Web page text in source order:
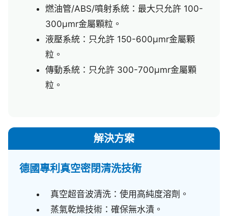
燃油管/ABS/噴射系統：最大只允許 100-
300μmr金屬顆粒。
液壓系統：只允許 150-600μmr金屬顆
粒。
傳動系統：只允許 300-700μmr金屬顆
粒。
解決方案
德國專利真空密閉清洗技術
真空超音波清洗：使用高純度溶劑。
蒸氣乾燥技術：確保無水漬。